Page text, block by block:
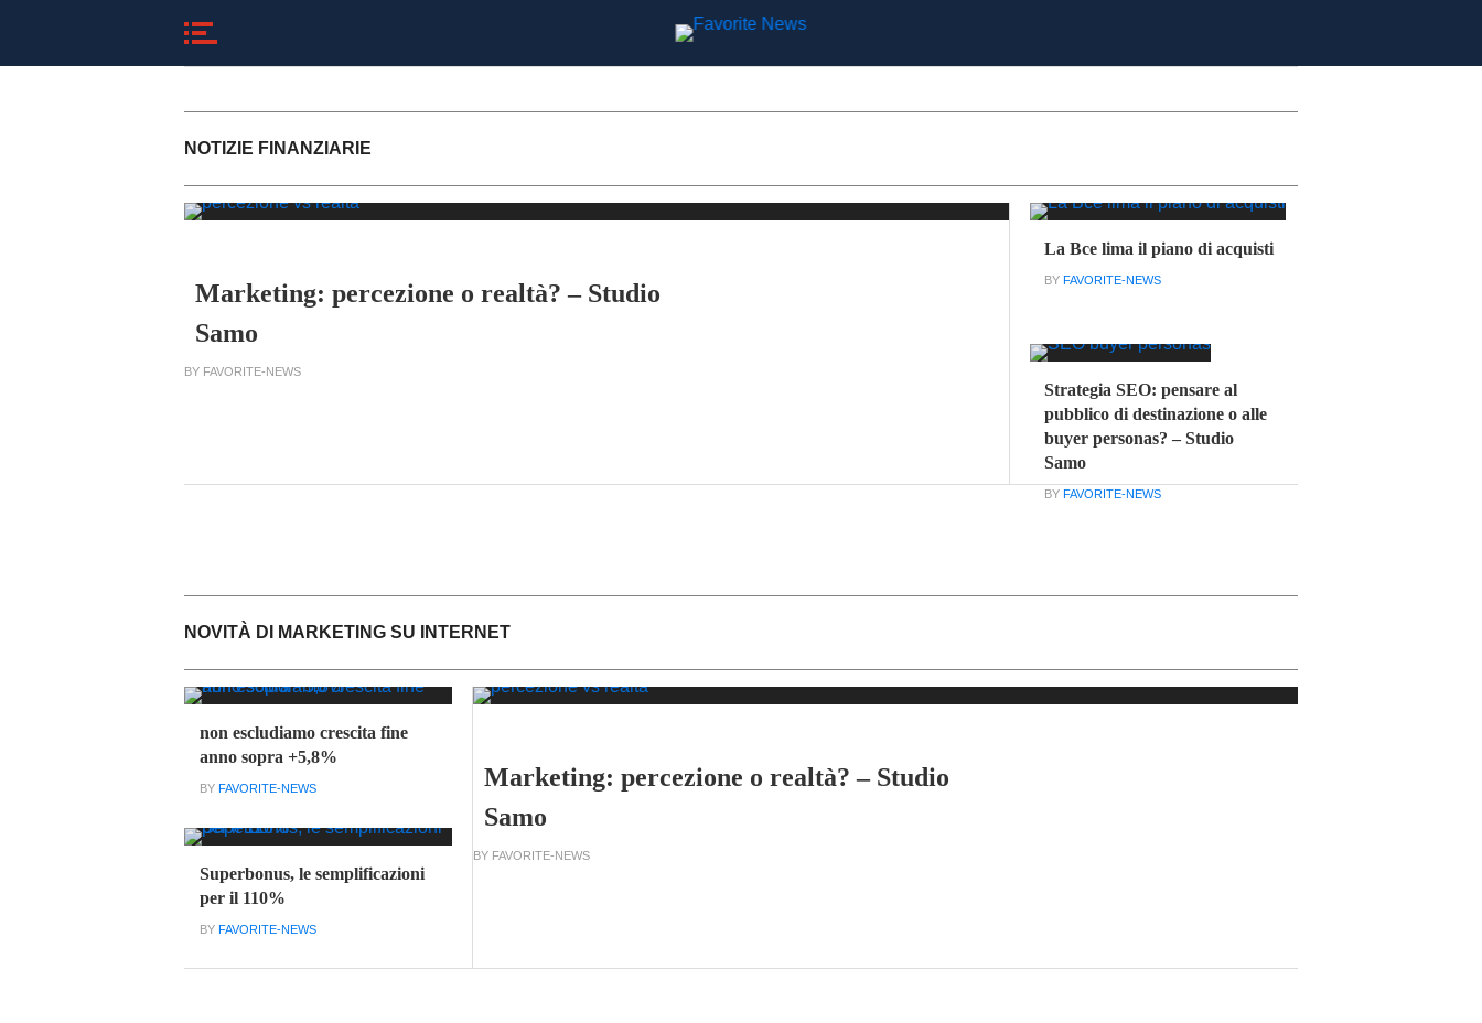
NOTIZIE FINANZIARIE
Marketing: percezione o realtà? – Studio
Samo
BY FAVORITE-NEWS
La Bce lima il piano di acquisti
BYFAVORITE-NEWS
Strategia SEO: pensare al
pubblico di destinazione o alle
buyer personas? – Studio
Samo
BYFAVORITE-NEWS
NOVITÀ DI MARKETING SU INTERNET
non escludiamo crescita fine
anno sopra +5,8%
BY FAVORITE-NEWS
Superbonus, le semplificazioni
per il 110%
BY FAVORITE-NEWS
Marketing: percezione o realtà? – Studio
Samo
BY FAVORITE-NEWS